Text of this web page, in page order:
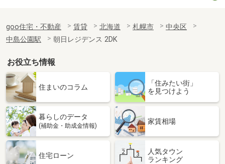
goo住宅・不動産 賃貸 北海道 札幌市
中央区
中島公園駅
朝日レジデンス 2DK
お役立ち情報
住まいのコラム
「住みたい街」
を見つけよう
暮らしのデータ
(補助金・助成金情報)
家賃相場
住宅ローン
人気タウン
ランキング